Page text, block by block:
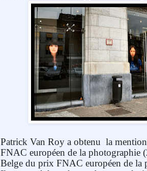
Patrick Van Roy a obtenu la
FNAC européen de la photographie
Belge du prix FNAC européen de la